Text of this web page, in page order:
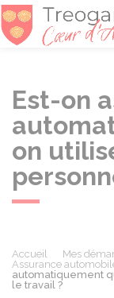
Est-on
on
Accueil Mes
Assurance
automatiquement
le travail ?